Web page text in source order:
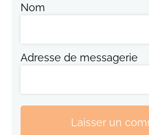
Nom
Adresse de messagerie
Laisser un